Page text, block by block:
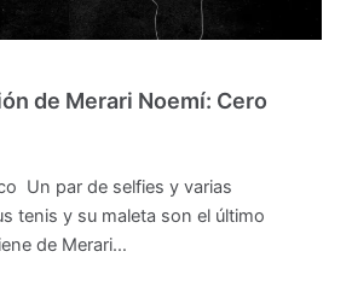
de Merari Noemí: Cero
Un par de selfies y varias
tenis y su maleta son el último
de Merari…